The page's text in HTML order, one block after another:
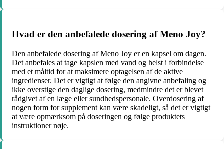
Hvad er den anbefalede dosering af Meno Joy?
Den anbefalede dosering af Meno Joy er en kapsel om dagen.
Det anbefales at tage kapslen med vand og helst i forbindelse
med et måltid for at maksimere optagelsen af de aktive
ingredienser. Det er vigtigt at følge den angivne anbefaling og
ikke overstige den daglige dosering, medmindre det er blevet
rådgivet af en læge eller sundhedspersonale. Overdosering af
nogen form for supplement kan være skadeligt, så det er vigtigt
at være opmærksom på doseringen og følge produktets
instruktioner nøje.